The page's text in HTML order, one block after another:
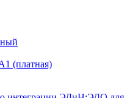
(платная)